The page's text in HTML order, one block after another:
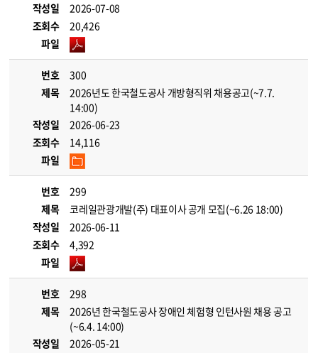
작성일
2026-07-08
조회수
20,426
파일
번호
300
제목
2026년도 한국철도공사 개방형직위 채용공고(~7.7.
14:00)
작성일
2026-06-23
조회수
14,116
파일
번호
299
제목
코레일관광개발(주) 대표이사 공개 모집(~6.26 18:00)
작성일
2026-06-11
조회수
4,392
파일
번호
298
제목
2026년 한국철도공사 장애인 체험형 인턴사원 채용 공고
(~6.4. 14:00)
작성일
2026-05-21